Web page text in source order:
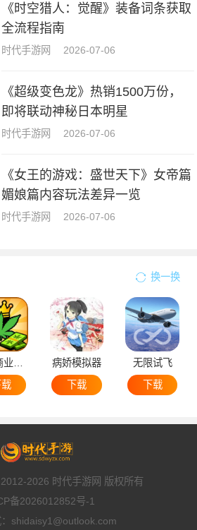
《时空猎人：觉醒》装备词条获取
全流程指南
时代手游网 2026-07-06
《超级变色龙》热销1500万份，
即将联动神秘日本明星
时代手游网 2026-07-06
《女王的游戏：盛世天下》女帝篇
媚娘篇内容玩法差异一览
时代手游网 2026-07-06
换一换
病娇模拟器
下载
无限试飞
下载
2026 时代手游网 版权所有
备2026012852号-1
：shidaisy1@outlook.com